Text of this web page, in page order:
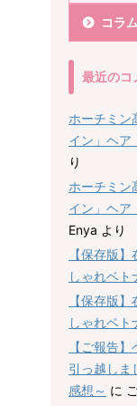
コラ
最近のコ
ホーチミン
イン」ヘア
り
ホーチミン
イン」ヘア
Enya より
【保存版
しゃれベト
【保存版
しゃれベト
【ご報告
引っ越しま
感想～ に